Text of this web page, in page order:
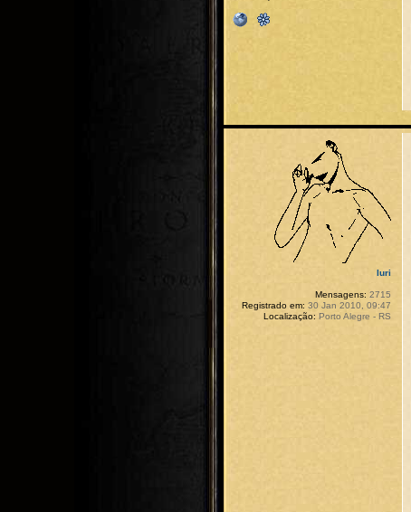
Iuri
Mensagens: 2715
Registrado em: 30 Jan 2010, 09:47
Localização: Porto Alegre - RS